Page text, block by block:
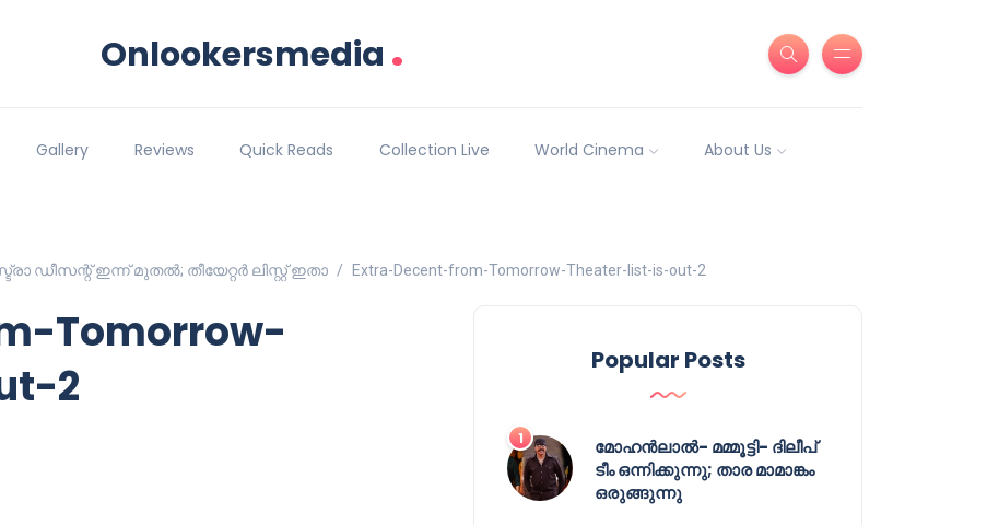
Onlookersmedia .
Gallery Reviews Quick Reads Collection Live World Cinema About Us
ഡീസന്റ് ഇന്ന് മുതൽ; തീയേറ്റർ ലിസ്റ്റ് ഇതാ Extra-Decent-from-Tomorrow-Theater-list-is-out-2
Tomorrow-
2
Popular Posts
മോഹൻലാൽ- മമ്മൂട്ടി- ദിലീപ്
ടീം ഒന്നിക്കുന്നു; താര മാമാങ്കം
ഒരുങ്ങുന്നു